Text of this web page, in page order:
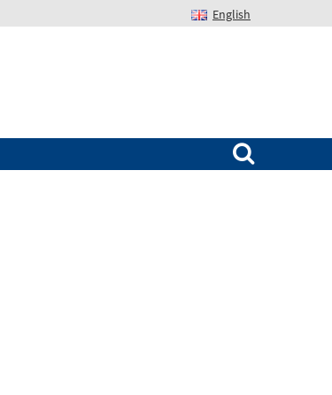
English
Suchen nach: